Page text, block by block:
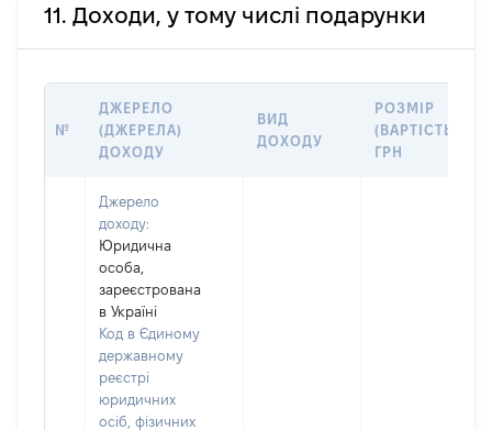
11. Доходи, у тому числі подарунки
№
ДЖЕРЕЛО
(ДЖЕРЕЛА)
ДОХОДУ
ВИД
ДОХОДУ
РОЗМІР
(ВАРТІСТЬ),
ГРН
Джерело
доходу:
Юридична
особа,
зареєстрована
в Україні
Код в Єдиному
державному
реєстрі
юридичних
осіб, фізичних